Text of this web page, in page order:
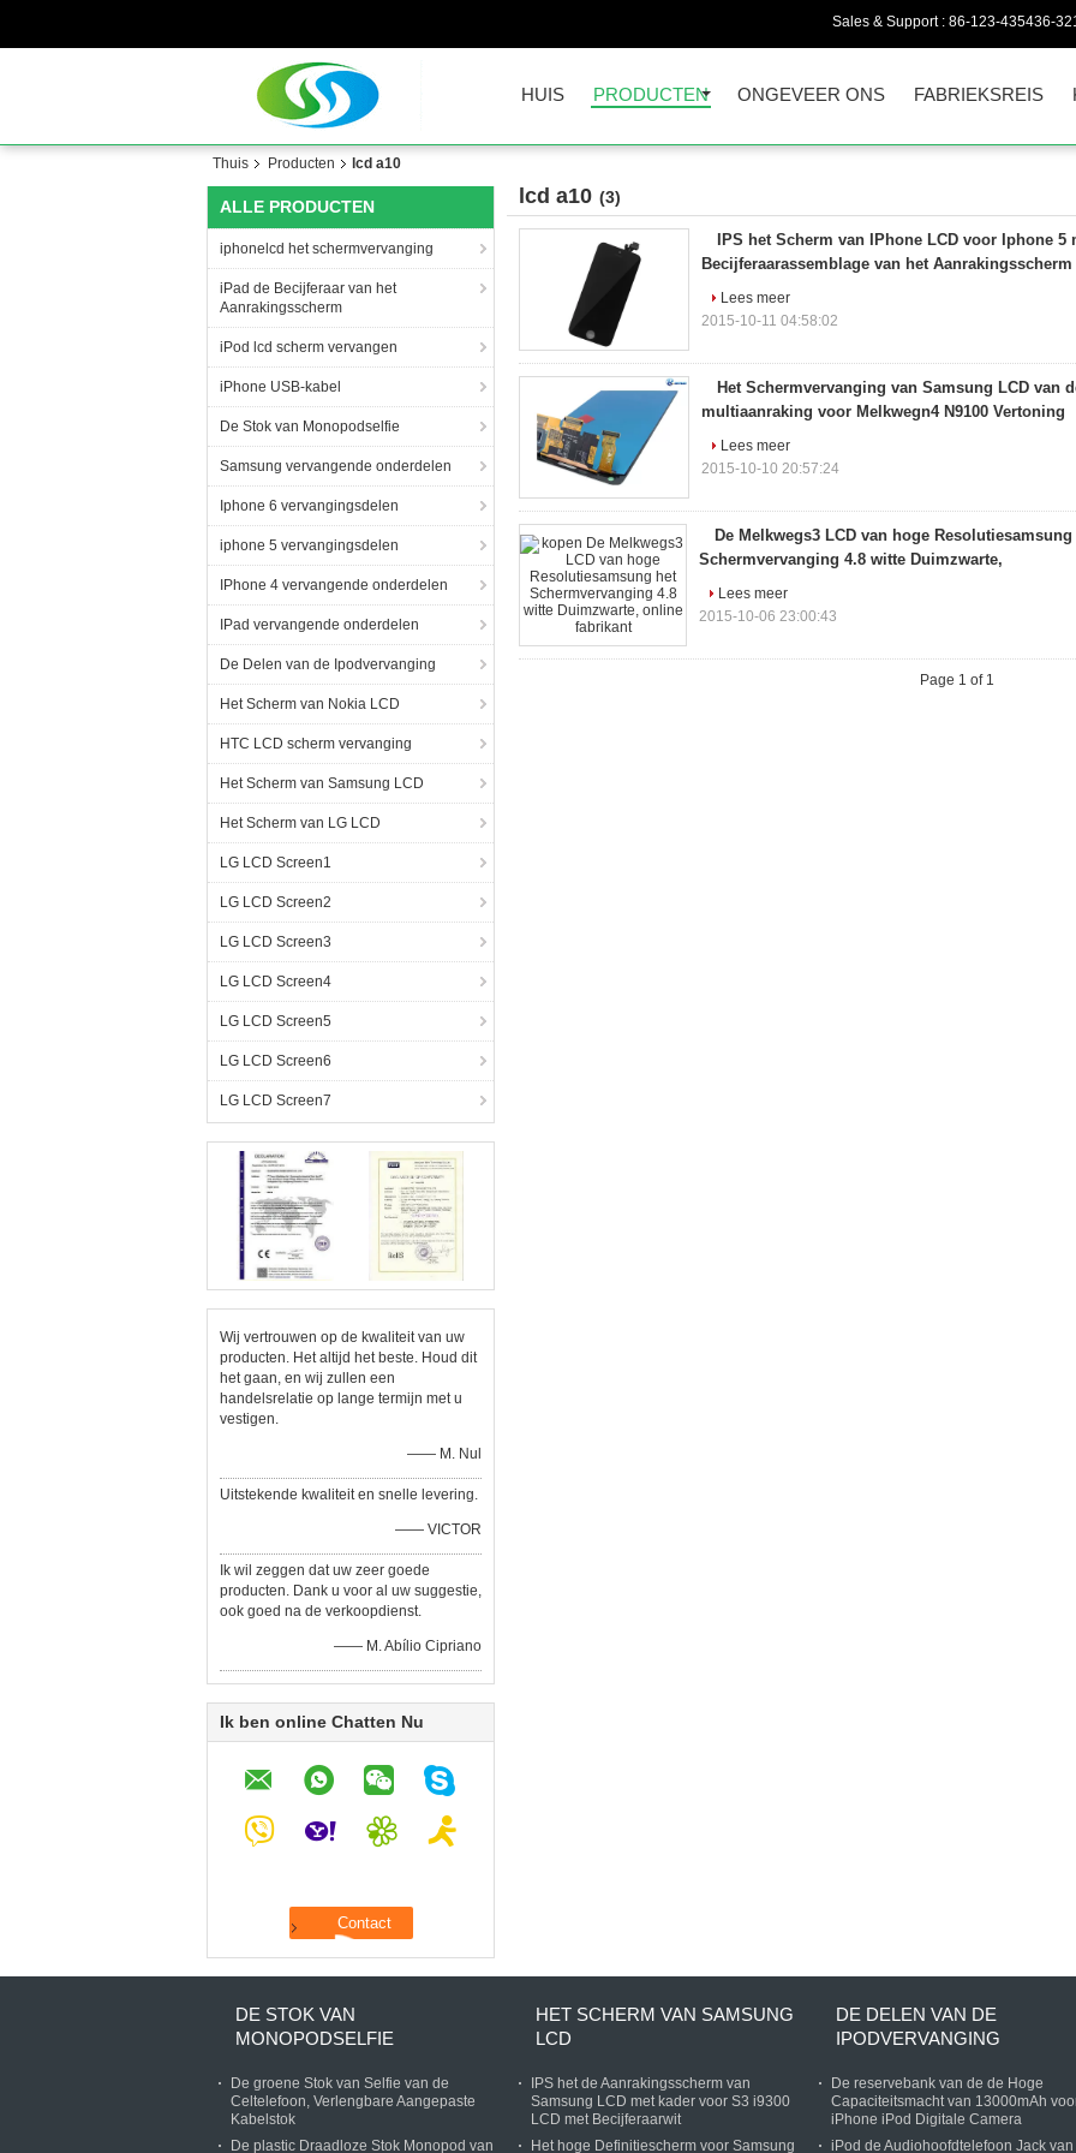
Sales & Support : 86-123-435436-
HUIS PRODUCTEN ONGEVEER ONS FABRIEKSREIS
Thuis Producten lcd a10
ALLE PRODUCTEN
iphonelcd het schermvervanging
iPad de Becijferaar van het
Aanrakingsscherm
iPod lcd scherm vervangen
iPhone USB-kabel
De Stok van Monopodselfie
Samsung vervangende onderdelen
Iphone 6 vervangingsdelen
iphone 5 vervangingsdelen
IPhone 4 vervangende onderdelen
IPad vervangende onderdelen
De Delen van de Ipodvervanging
Het Scherm van Nokia LCD
HTC LCD scherm vervanging
Het Scherm van Samsung LCD
Het Scherm van LG LCD
LG LCD Screen1
LG LCD Screen2
LG LCD Screen3
LG LCD Screen4
LG LCD Screen5
LG LCD Screen6
LG LCD Screen7
Wij vertrouwen op de kwaliteit van uw
producten. Het altijd het beste. Houd dit
het gaan, en wij zullen een
handelsrelatie op lange termijn met u
vestigen.
—— M. Nul
Uitstekende kwaliteit en snelle levering.
—— VICTOR
Ik wil zeggen dat uw zeer goede
producten. Dank u voor al uw suggestie,
ook goed na de verkoopdienst.
—— M. Abílio Cipriano
Ik ben online Chatten Nu
lcd a10 (3)
IPS het Scherm van IPhone LCD voor Iphone 5
Becijferaarassemblage van het Aanrakingsscherm
Lees meer
2015-10-11 04:58:02
Het Schermvervanging van Samsung LCD van
multiaanraking voor Melkwegn4 N9100 Vertoning
Lees meer
2015-10-10 20:57:24
De Melkwegs3 LCD van hoge Resolutiesamsung
Schermvervanging 4.8 witte Duimzwarte,
Lees meer
2015-10-06 23:00:43
Page 1 of 1
DE STOK VAN
MONOPODSELFIE
De groene Stok van Selfie van de
Celtelefoon, Verlengbare Aangepaste
Kabelstok
De plastic Draadloze Stok Monopod van
HET SCHERM VAN SAMSUNG
LCD
IPS het de Aanrakingsscherm van
Samsung LCD met kader voor S3 i9300
LCD met Becijferaarwit
Het hoge Definitiescherm voor Samsung
DE DELEN VAN DE
IPODVERVANGING
De reservebank van de de Hoge
Capaciteitsmacht van 13000mAh
iPhone iPod Digitale Camera
iPod de Audiohoofdtelefoon Jack van